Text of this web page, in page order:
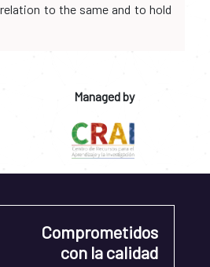
to the same and to hold
Managed by
Comprometidos
con la calidad